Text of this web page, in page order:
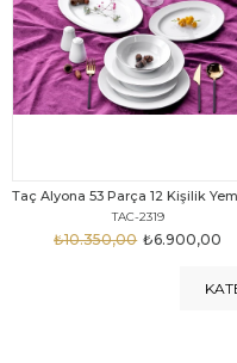
TAC-2318
₺6.900,00
₺10.350,00